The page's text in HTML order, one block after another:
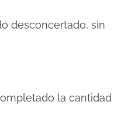
desconcertado, sin
la cantidad